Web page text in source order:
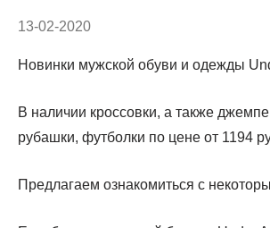
13-02-2020
Новинки мужской обуви и одежды
В наличии кроссовки, а также
рубашки, футболки по цене от 1194
Предлагаем ознакомиться с